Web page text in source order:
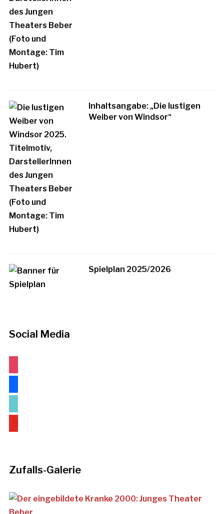
Inhaltsangabe: „Die lustigen
Weiber von Windsor“
Spielplan 2025/2026
Social Media
youtube
Zufalls-Galerie